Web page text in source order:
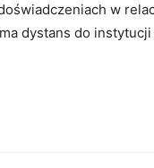
w
dystans do